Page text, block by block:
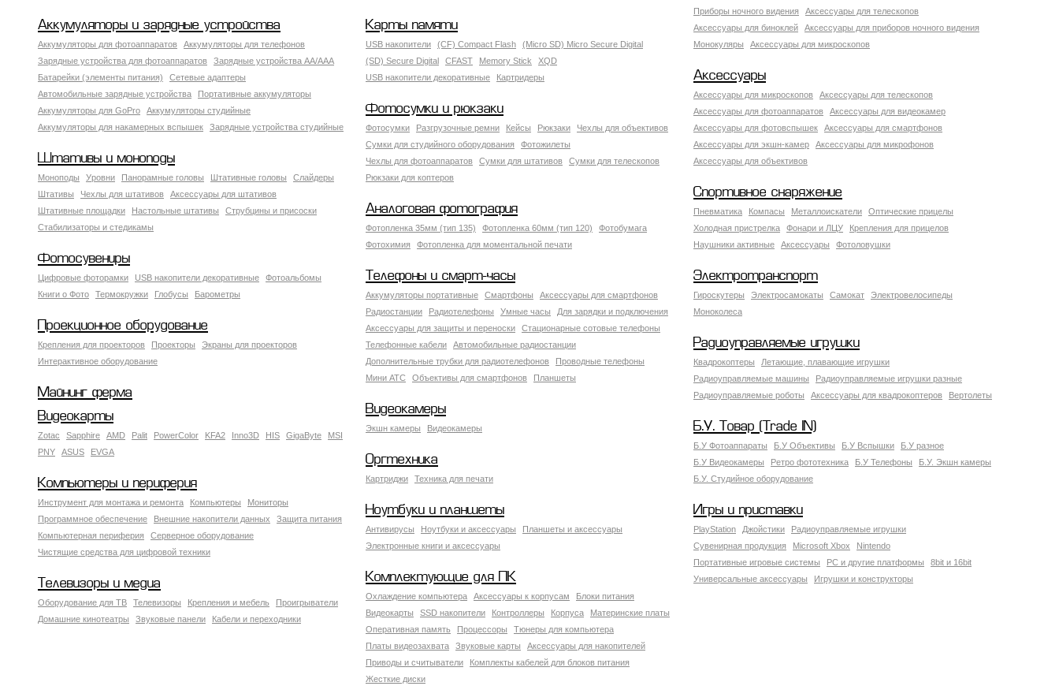
Приборы ночного видения
Аксессуары для телескопов
Аксессуары для биноклей
Аксессуары для приборов ночного видения
Монокуляры
Аксессуары для микроскопов
Аккумуляторы и зарядные устройства
Аккумуляторы для фотоаппаратов
Аккумуляторы для телефонов
Зарядные устройства для фотоаппаратов
Зарядные устройства AA/AAA
Батарейки (элементы питания)
Сетевые адаптеры
Автомобильные зарядные устройства
Портативные аккумуляторы
Аккумуляторы для GoPro
Аккумуляторы студийные
Аккумуляторы для накамерных вспышек
Зарядные устройства студийные
Карты памяти
USB накопители (CF) Compact Flash
(Micro SD) Micro Secure Digital
(SD) Secure Digital
CFAST Memory Stick
XQD
USB накопители декоративные
Картридеры Аксессуары
Аксессуары для микроскопов
Аксессуары для телескопов
Аксессуары для фотоаппаратов
Аксессуары для видеокамер
Аксессуары для фотовспышек
Аксессуары для смартфонов
Аксессуары для экшн-камер
Аксессуары для микрофонов
Аксессуары для объективов
Фотосумки и рюкзаки
Фотосумки Разгрузочные ремни Кейсы Рюкзаки
Чехлы для объективов
Сумки для студийного оборудования
Фотожилеты
Чехлы для фотоаппаратов
Сумки для штативов
Сумки для телескопов
Рюкзаки для коптеров
Штативы и моноподы
Моноподы Уровни Панорамные головы Штативные головы
Слайдеры
Штативы
Чехлы для штативов
Аксессуары для штативов
Штативные площадки
Настольные штативы
Струбцины и присоски
Стабилизаторы и стедикамы
Спортивное снаряжение
Пневматика Компасы Металлоискатели
Оптические прицелы
Холодная пристрелка
Фонари и ЛЦУ
Крепления для прицелов
Наушники активные
Аксессуары Фотоловушки
Аналоговая фотография
Фотопленка 35мм (тип 135) Фотопленка 60мм (тип 120)
Фотобумага
Фотохимия
Фотопленка для моментальной печати
Фотосувениры
Цифровые фоторамки USB накопители декоративные
Фотоальбомы
Книги о Фото
Термокружки Глобусы Барометры
Телефоны и смарт-часы
Аккумуляторы портативные Смартфоны
Аксессуары для смартфонов
Радиостанции
Радиотелефоны Умные часы
Для зарядки и подключения
Аксессуары для защиты и переноски
Стационарные сотовые телефоны
Телефонные кабели
Автомобильные радиостанции
Дополнительные трубки для радиотелефонов
Проводные телефоны
Мини АТС
Объективы для смартфонов Планшеты
Электротранспорт
Гироскутеры Электросамокаты Самокат
Электровелосипеды
Моноколеса
Проекционное оборудование
Крепления для проекторов Проекторы
Экраны для проекторов
Интерактивное оборудование
Радиоуправляемые игрушки
Квадрокоптеры
Летающие, плавающие игрушки
Радиоуправляемые машины
Радиоуправляемые игрушки разные
Радиоуправляемые роботы
Аксессуары для квадрокоптеров Вертолеты
Майнинг ферма
Видеокамеры
Экшн камеры Видеокамеры
Видеокарты
Zotac Sapphire AMD Palit PowerColor KFA2 Inno3D HIS GigaByte
MSI
PNY
ASUS EVGA
Б.У. Товар (Trade IN)
Б.У Фотоаппараты Б.У Объективы Б.У Вспышки
Б.У разное
Б.У Видеокамеры
Ретро фототехника Б.У Телефоны
Б.У. Экшн камеры
Б.У. Студийное оборудование
Оргтехника
Картриджи Техника для печати
Компьютеры и периферия
Инструмент для монтажа и ремонта Компьютеры
Мониторы
Программное обеспечение
Внешние накопители данных
Защита питания
Компьютерная периферия
Серверное оборудование
Чистящие средства для цифровой техники
Ноутбуки и планшеты
Антивирусы Ноутбуки и аксессуары
Планшеты и аксессуары
Электронные книги и аксессуары
Игры и приставки
PlayStation Джойстики
Радиоуправляемые игрушки
Сувенирная продукция
Microsoft Xbox
Nintendo
Портативные игровые системы
PC и другие платформы
8bit и 16bit
Универсальные аксессуары
Игрушки и конструкторы
Комплектующие для ПК
Охлаждение компьютера Аксессуары к корпусам
Блоки питания
Видеокарты
SSD накопители Контроллеры Корпуса
Материнские платы
Оперативная память
Процессоры
Тюнеры для компьютера
Платы видеозахвата
Звуковые карты
Аксессуары для накопителей
Приводы и считыватели
Комплекты кабелей для блоков питания
Жесткие диски
Телевизоры и медиа
Оборудование для ТВ Телевизоры Крепления и мебель
Проигрыватели
Домашние кинотеатры
Звуковые панели Кабели и переходники